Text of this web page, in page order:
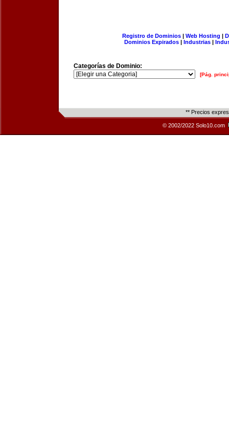
Registro de Dominios| Web Hosting |
Dominios Expirados | Industrias |
Categorías de Dominio:
[Pág.
** Precios
© 2002/2022 Solo10.com